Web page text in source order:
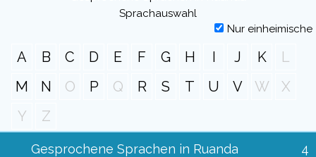
Sprachauswahl
Nur einheimische
A B C D E F G H I J K
L
M
N O P Q R S T U V W
X
Y
Z
Gesprochene Sprachen in Ruanda 4